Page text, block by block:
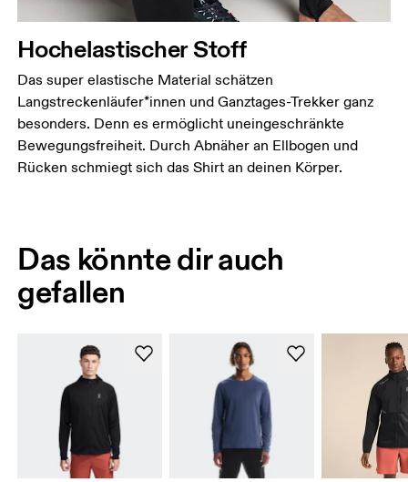
Hochelastischer Stoff
Das super elastische Material schätzen
Langstreckenläufer*innen und Ganztages-Trekker ganz
besonders. Denn es ermöglicht uneingeschränkte
Bewegungsfreiheit. Durch Abnäher an Ellbogen und
Rücken schmiegt sich das Shirt an deinen Körper.
Das könnte dir auch
gefallen